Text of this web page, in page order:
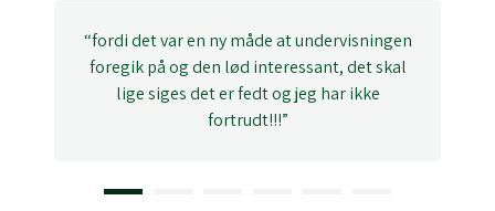
“fordi det var en ny måde at undervisningen
foregik på og den lød interessant, det skal
lige siges det er fedt og jeg har ikke
fortrudt!!!”